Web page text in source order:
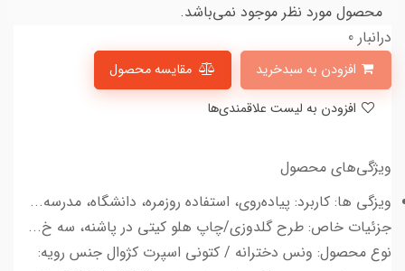
محصول مورد نظر موجود نمی‌باشد.
درانبار 0
مقایسه محصول
ویژگی‌های محصول
ویزگی ها: کاربرد: پیاده‌روی، استفاده روزمره، دانشگاه، مدرسه...
جزئیات خاص: طرح گلدوزی/چاپ هلو کیتی در پاشنه، سه خ...
نوع محصول: ونس دخترانه / کتونی اسپرت کژوال جنس رویه: